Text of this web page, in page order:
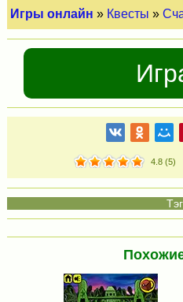
Игры онлайн » Квесты »
4.8(5)